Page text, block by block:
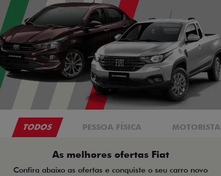
TODOS PESSOA FÍSICA
As melhores ofertas Fiat
Confira abaixo as ofertas e conquiste o seu carro novo